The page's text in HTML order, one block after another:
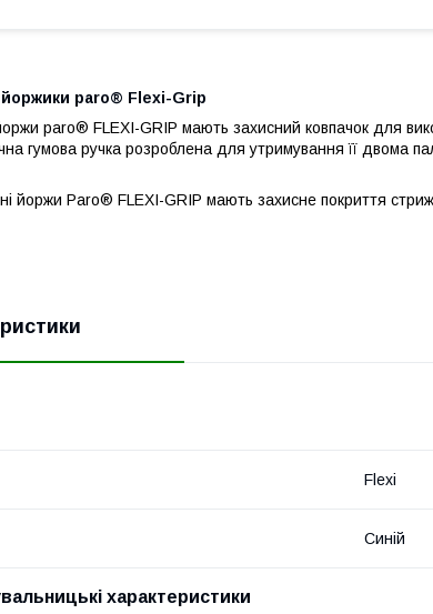
йоржики paro® Flexi-Grip
paro® FLEXI-GRIP мають захисний ковпачок для
гумова ручка розроблена для утримування її двома
йоржи Paro® FLEXI-GRIP мають захисне покриття
Flexi
Синій
характеристики